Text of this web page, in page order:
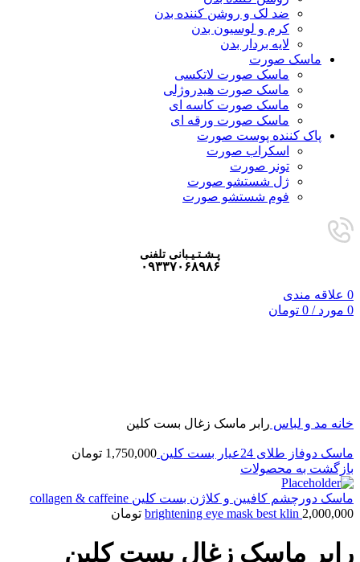
ضد لک و روشن کننده بدن
کرم و لوسیون بدن
لایه بردار بدن
ماسک صورت
ماسک صورت لاتکسی
ماسک صورت هیدروژلی
ماسک صورت کاسه ای
ماسک صورت ورقه ای
پاک کننده پوست صورت
اسکراب صورت
تونر صورت
ژل شستشو صورت
فوم شستشو صورت
پـشـتـیـبانی تلفنی
۰۹۳۳۷۰۶۸۹۸۶
0 علاقه مندی
0 مورد /
0 تومان
خانه مد و لباس رابر ماسک زغال بست کلین
ماسک دوفاز طلای 24عیار بست کلین 1,750,000 تومان
بازگشت به محصولات
ماسک دورچشم کافیین و کلاژن بست کلین collagen & caffeine
brightening eye mask best klin 2,000,000 تومان
رابر ماسک زغال بست کلین